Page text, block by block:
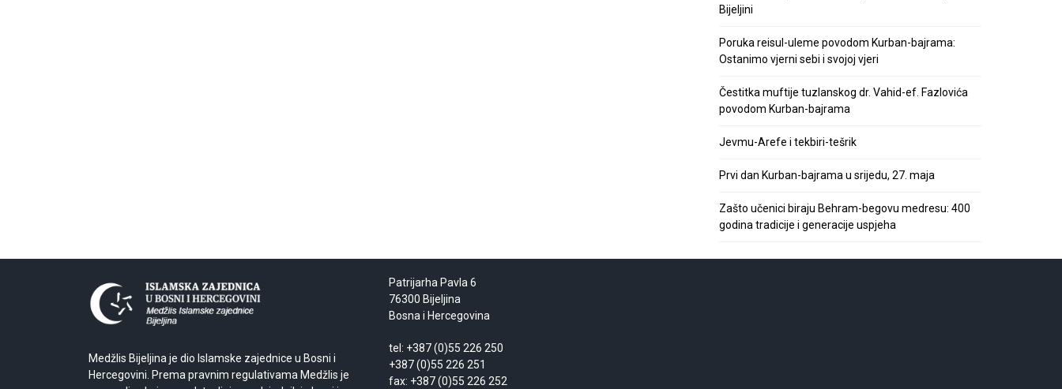
Bijeljini
Poruka reisul-uleme povodom Kurban-bajrama:
Ostanimo vjerni sebi i svojoj vjeri
Čestitka muftije tuzlanskog dr. Vahid-ef. Fazlovića
povodom Kurban-bajrama
Jevmu-Arefe i tekbiri-tešrik
Prvi dan Kurban-bajrama u srijedu, 27. maja
Zašto učenici biraju Behram-begovu medresu: 400
godina tradicije i generacije uspjeha
Medžlis Bijeljina je dio Islamske zajednice u Bosni i
Hercegovini. Prema pravnim regulativama Medžlis je
Patrijarha Pavla 6
76300 Bijeljina
Bosna i Hercegovina
tel: +387 (0)55 226 250
+387 (0)55 226 251
fax: +387 (0)55 226 252